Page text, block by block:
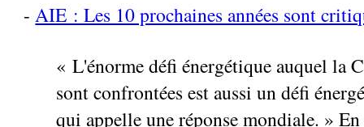
-AIE : Les 10 prochaines années sont
« L'énorme défi énergétique auquel la
sont confrontées est aussi un défi
qui appelle une réponse mondiale. »